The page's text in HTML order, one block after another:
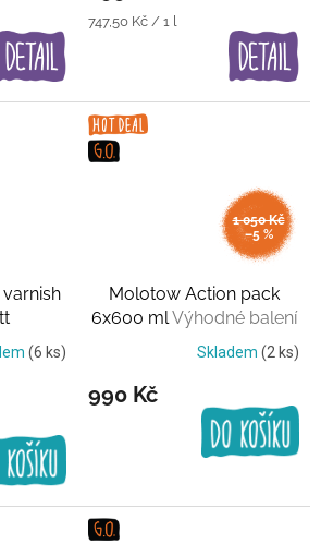
Měrná
747,50 Kč / 1 l
(6 ks)
1 050 Kč
–5 %
Molotow Action pack
6x600 mlVýhodné balení
Skladem (2 ks)
990 Kč